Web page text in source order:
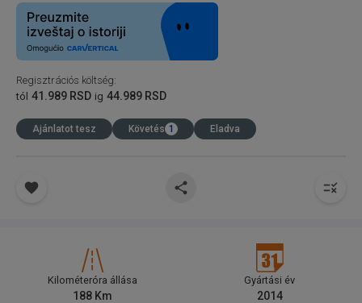
Regisztrációs költség:
tól 41.989 RSD ig 44.989 RSD
Ajánlatot tesz Követés 1 Eladva
Kilométeróra állása
188 Km
Gyártási év
2014